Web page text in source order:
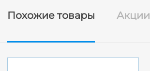
Похожие товары Акции